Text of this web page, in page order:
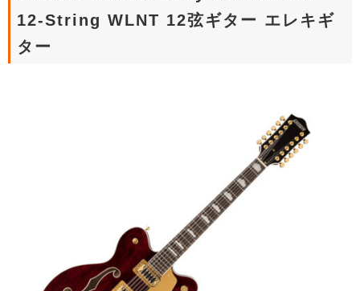
12-String WLNT 12弦ギター エレキギ
ター